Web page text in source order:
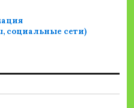
социальные сети)